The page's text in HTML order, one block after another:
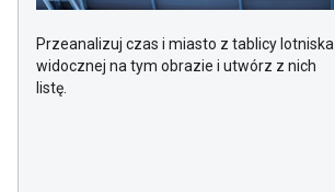
Przeanalizuj czas i miasto z tablicy lotniska
widocznej na tym obrazie i utwórz z nich
listę.